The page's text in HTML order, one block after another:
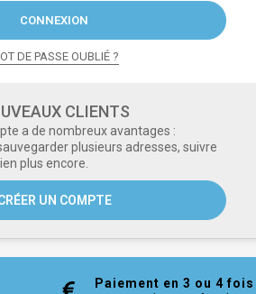
CONNEXION
DE PASSE OUBLIÉ ?
CLIENTS
a de nombreux avantages :
plusieurs adresses, suivre
plus encore.
UN COMPTE
Paiement en 3 ou 4 fois